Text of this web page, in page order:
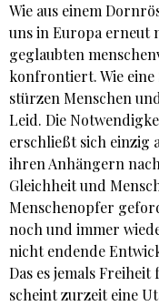
Wie aus einem
uns in Europa erneut
geglaubten
konfrontiert. Wie eine
stürzen Menschen
Leid. Die
erschließt sich einzig
ihren Anhängern
Gleichheit und
Menschenopfer
noch und immer
nicht endende
Das es jemals
scheint zurzeit eine